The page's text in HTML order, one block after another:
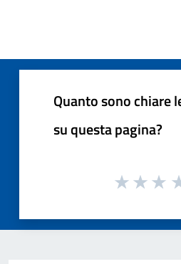
Quanto sono chiare
su questa pagina?